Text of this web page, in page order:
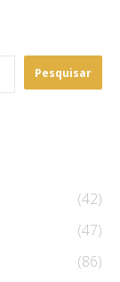
Pesquisar
(42)
(47)
(86)